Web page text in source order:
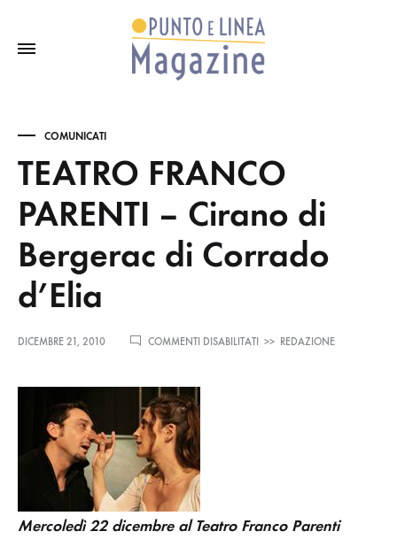
COMUNICATI
TEATRO FRANCO
PARENTI – Cirano di
Bergerac di Corrado
d’Elia
DICEMBRE 21, 2010 COMMENTI DISABILITATI
SU
>> REDAZIONE
Mercoledì 22 dicembre al Teatro Franco Parenti